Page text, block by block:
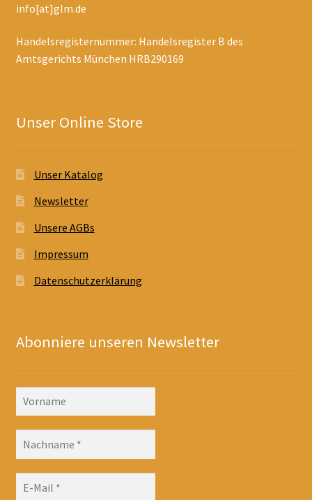
info[at]glm.de
Handelsregisternummer: Handelsregister B des
Amtsgerichts München HRB290169
Unser Online Store
Unser Katalog
Newsletter
Unsere AGBs
Impressum
Datenschutzerklärung
Abonniere unseren Newsletter